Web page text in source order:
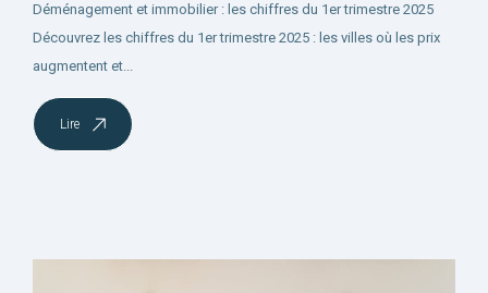
Déménagement et immobilier : les chiffres du 1er trimestre 2025
Découvrez les chiffres du 1er trimestre 2025 : les villes où les prix
augmentent et...
Lire